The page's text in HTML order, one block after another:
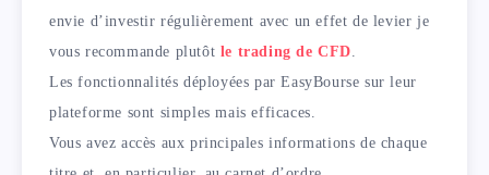
envie d’investir régulièrement avec un effet de levier je
vous recommande plutôt le trading de CFD.
Les fonctionnalités déployées par EasyBourse sur leur
plateforme sont simples mais efficaces.
Vous avez accès aux principales informations de chaque